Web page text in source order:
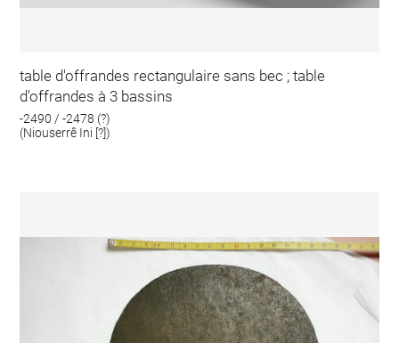
table d'offrandes rectangulaire sans bec ; table
d'offrandes à 3 bassins
-2490 / -2478 (?)
(Niouserrê Ini [?])